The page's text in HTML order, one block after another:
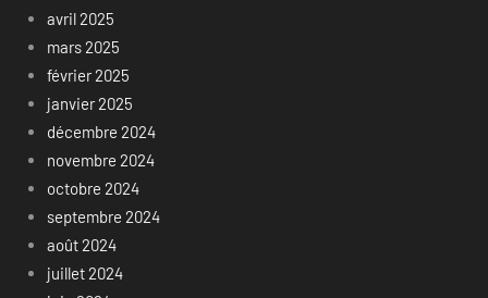
avril 2025
mars 2025
février 2025
janvier 2025
décembre 2024
novembre 2024
octobre 2024
septembre 2024
août 2024
juillet 2024